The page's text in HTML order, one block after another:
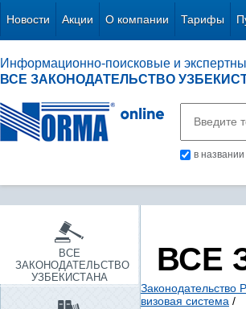
Новости Акции О компании Тарифы
Информационно-поисковые и
ВСЕ ЗАКОНОДАТЕЛЬСТВО
в названии
ВСЕ
ЗАКОНОДАТЕЛЬСТВО
УЗБЕКИСТАНА
ВСЕ
Законодательство
визовая система /